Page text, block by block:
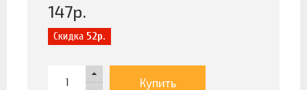
147р.
Скидка 52р.
Купить